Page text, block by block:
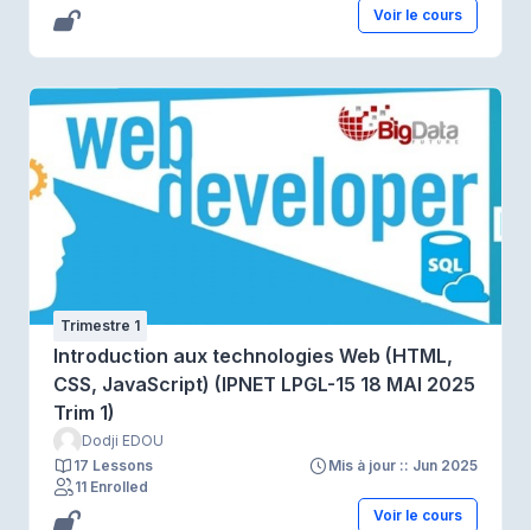
Voir le cours
Trimestre 1
Introduction aux technologies Web (HTML,
CSS, JavaScript) (IPNET LPGL-15 18 MAI 2025
Trim 1)
Dodji EDOU
17 Lessons
Mis à jour :: Jun 2025
11 Enrolled
Voir le cours